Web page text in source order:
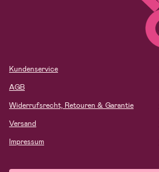
Kundenservice
AGB
Widerrufsrecht, Retouren & Garantie
Versand
Impressum